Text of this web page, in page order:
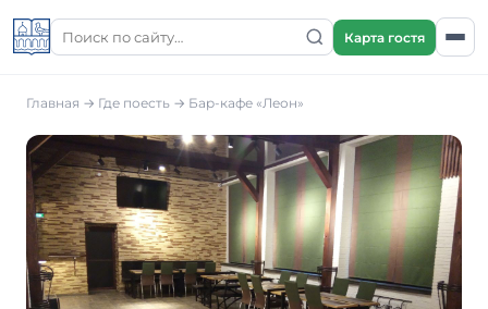
Карта гостя
Главная → Где поесть → Бар-кафе «Леон»